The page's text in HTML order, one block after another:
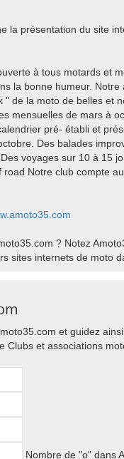
la présentation du site
à tous motards et
la bonne humeur.
" de la moto de belles et
mensuelles de mars à
pré- établi et
Des balades
voyages sur 10 à 15
road Notre club compte
? Notez
sites internets de moto
et guidez
Clubs et associations
Nombre de "o" dans